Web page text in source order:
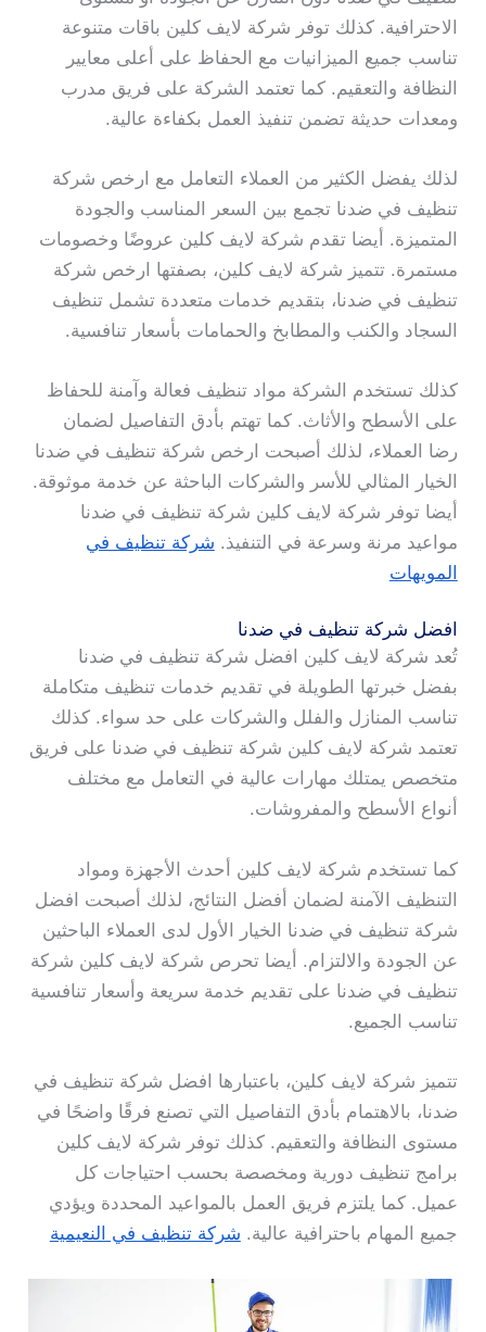
الاحترافية. كذلك توفر شركة لايف كلين باقات متنوعة
تناسب جميع الميزانيات مع الحفاظ على أعلى معايير
النظافة والتعقيم. كما تعتمد الشركة على فريق مدرب
ومعدات حديثة تضمن تنفيذ العمل بكفاءة عالية.
لذلك يفضل الكثير من العملاء التعامل مع ارخص شركة
تنظيف في ضدنا تجمع بين السعر المناسب والجودة
المتميزة. أيضا تقدم شركة لايف كلين عروضًا وخصومات
مستمرة. تتميز شركة لايف كلين، بصفتها ارخص شركة
تنظيف في ضدنا، بتقديم خدمات متعددة تشمل تنظيف
السجاد والكنب والمطابخ والحمامات بأسعار تنافسية.
كذلك تستخدم الشركة مواد تنظيف فعالة وآمنة للحفاظ
على الأسطح والأثاث. كما تهتم بأدق التفاصيل لضمان
رضا العملاء، لذلك أصبحت ارخص شركة تنظيف في ضدنا
الخيار المثالي للأسر والشركات الباحثة عن خدمة موثوقة.
أيضا توفر شركة لايف كلين شركة تنظيف في ضدنا
مواعيد مرنة وسرعة في التنفيذ. شركة تنظيف في
المويهات
افضل شركة تنظيف في ضدنا
تُعد شركة لايف كلين افضل شركة تنظيف في ضدنا
بفضل خبرتها الطويلة في تقديم خدمات تنظيف متكاملة
تناسب المنازل والفلل والشركات على حد سواء. كذلك
تعتمد شركة لايف كلين شركة تنظيف في ضدنا على فريق
متخصص يمتلك مهارات عالية في التعامل مع مختلف
أنواع الأسطح والمفروشات.
كما تستخدم شركة لايف كلين أحدث الأجهزة ومواد
التنظيف الآمنة لضمان أفضل النتائج، لذلك أصبحت افضل
شركة تنظيف في ضدنا الخيار الأول لدى العملاء الباحثين
عن الجودة والالتزام. أيضا تحرص شركة لايف كلين شركة
تنظيف في ضدنا على تقديم خدمة سريعة وأسعار تنافسية
تناسب الجميع.
تتميز شركة لايف كلين، باعتبارها افضل شركة تنظيف في
ضدنا، بالاهتمام بأدق التفاصيل التي تصنع فرقًا واضحًا في
مستوى النظافة والتعقيم. كذلك توفر شركة لايف كلين
برامج تنظيف دورية ومخصصة بحسب احتياجات كل
عميل. كما يلتزم فريق العمل بالمواعيد المحددة ويؤدي
جميع المهام باحترافية عالية. شركة تنظيف في النعيمية